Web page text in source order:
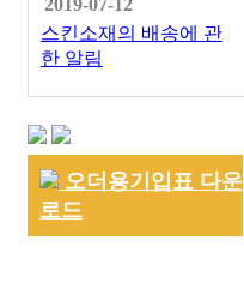
2019-07-12
스킨소재의 배송에 관
한 알림
오더용기입표 다운
로드